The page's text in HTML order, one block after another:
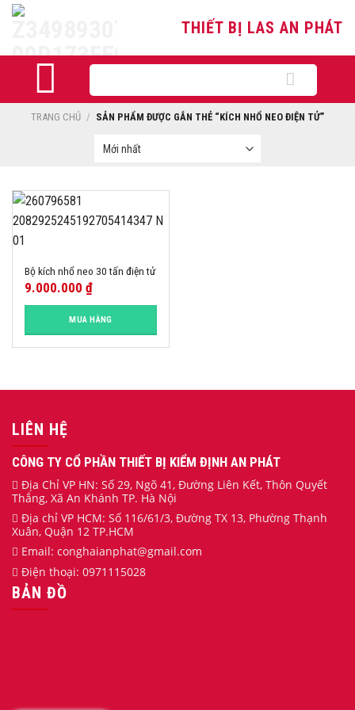
Skip
THIẾT BỊ LAS AN PHÁT
kiếm:
TRANG CHỦ / SẢN PHẨM ĐƯỢC GẮN THẺ “KÍCH NHỔ NEO ĐIỆN TỬ”
Bộ kích nhổ neo 30 tấn điện tử
9.000.000 ₫
MUA HÀNG
LIÊN HỆ
CÔNG TY CỔ PHẦN THIẾT BỊ KIỂM ĐỊNH AN PHÁT
Địa Chỉ VP HN: Số 29, Ngõ 41, Đường Liên Kết, Thôn Quyết
Thắng, Xã An Khánh TP. Hà Nội
Địa chỉ VP HCM: Số 116/61/3, Đường TX 13, Phường Thạnh
Xuân, Quận 12 TP.HCM
Email: conghaianphat@gmail.com
Điện thoại: 0971115028
BẢN ĐỒ